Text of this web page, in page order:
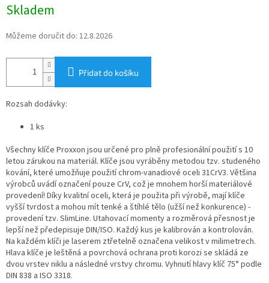
cena:
Skladem
Můžeme doručit do: 12.8.2026
Přidat do košíku
Rozsah dodávky:
1 ks
Všechny klíče Proxxon jsou určené pro plně profesionální použití s 10
letou zárukou na materiál. Klíče jsou vyráběny metodou tzv. studeného
kování, které umožňuje použití chrom-vanadiové oceli 31CrV3. Většina
výrobců uvádí označení pouze CrV, což je mnohem horší materiálové
provedení! Díky kvalitní oceli, která je použita při výrobě, mají klíče
vyšší tvrdost a mohou mít tenké a štíhlé tělo (užší než konkurence) -
provedení tzv. SlimLine. Utahovací momenty a rozměrová přesnost je
lepší než předepisuje DIN/ISO. Každý kus je kalibrován a kontrolován.
Na každém klíči je laserem ztřetelně označena velikost v milimetrech.
Hlava klíče je leštěná a povrchová ochrana proti korozi se skládá ze
dvou vrstev niklu a následné vrstvy chromu. Vyhnutí hlavy klíč 75° podle
DIN 838 a ISO 3318.